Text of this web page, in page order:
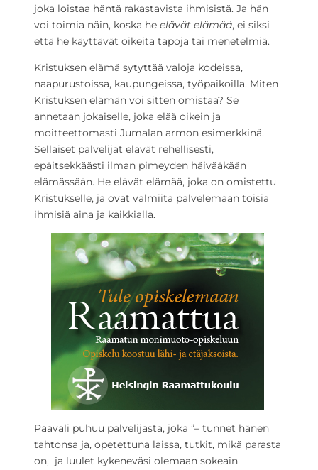
joka loistaa häntä rakastavista ihmisistä. Ja hän
voi toimia näin, koska he elävät elämää, ei siksi
että he käyttävät oikeita tapoja tai menetelmiä.
Kristuksen elämä sytyttää valoja kodeissa,
naapurustoissa, kaupungeissa, työpaikoilla. Miten
Kristuksen elämän voi sitten omistaa? Se
annetaan jokaiselle, joka elää oikein ja
moitteettomasti Jumalan armon esimerkkinä.
Sellaiset palvelijat elävät rehellisesti,
epäitsekkäästi ilman pimeyden häivääkään
elämässään. He elävät elämää, joka on omistettu
Kristukselle, ja ovat valmiita palvelemaan toisia
ihmisiä aina ja kaikkialla.
Paavali puhuu palvelijasta, joka ”– tunnet hänen
tahtonsa ja, opetettuna laissa, tutkit, mikä parasta
on, ja luulet kykeneväsi olemaan sokeain